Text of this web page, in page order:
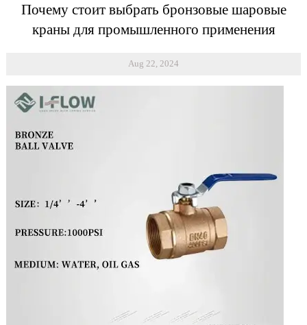
Почему стоит выбрать бронзовые шаровые
краны для промышленного применения
Aug 22, 2024